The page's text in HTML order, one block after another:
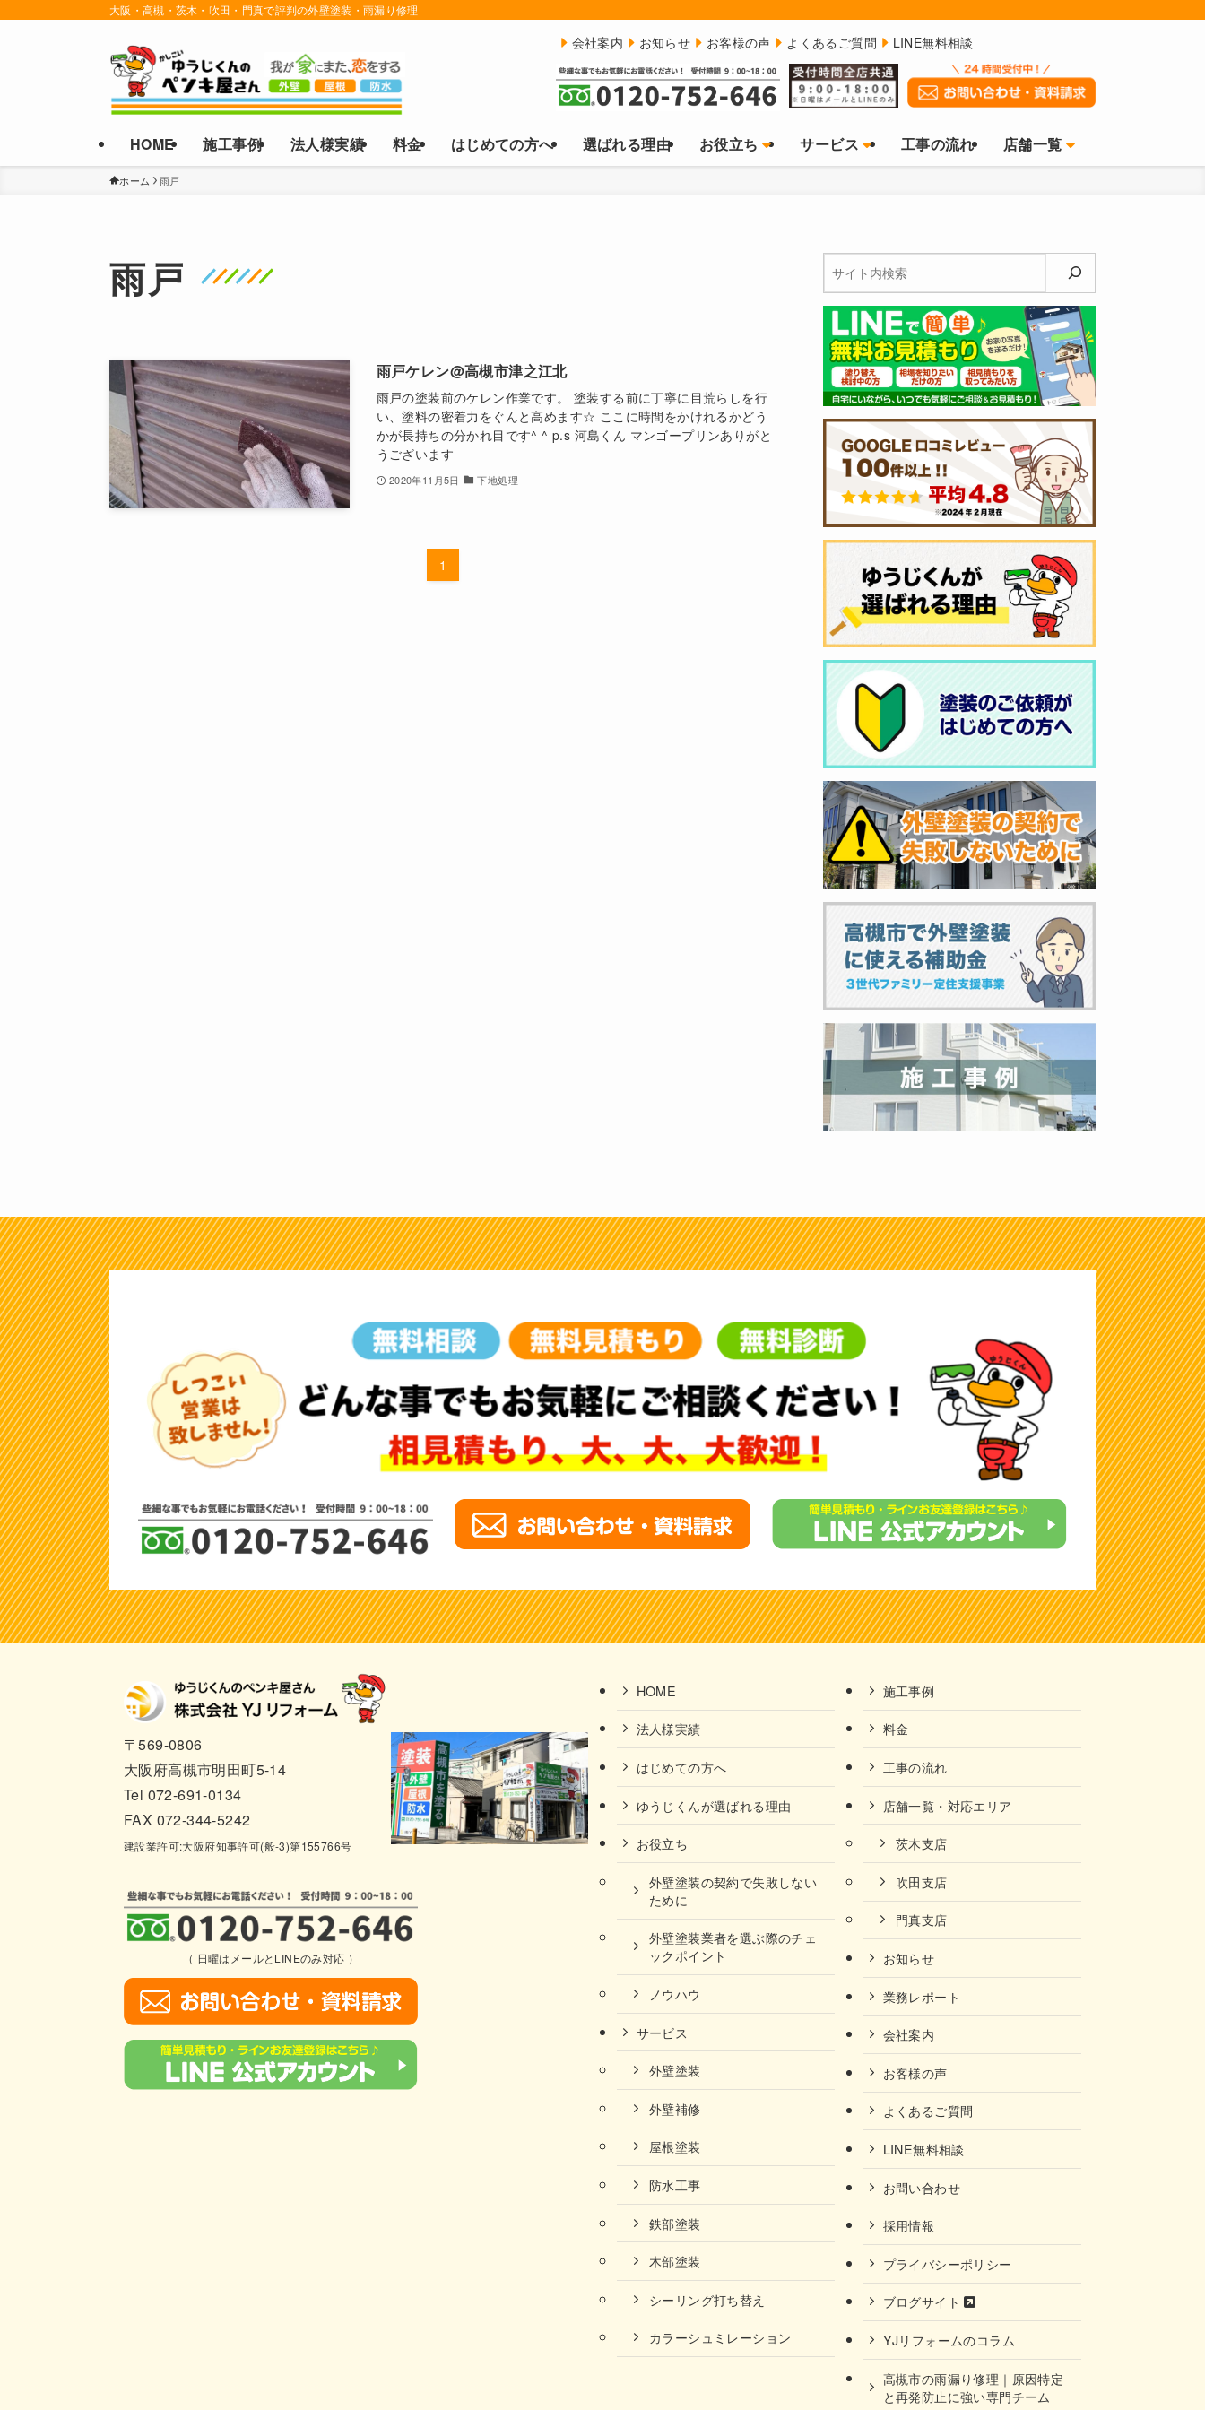
大阪・高槻・茨木・吹田・門真で評判の外壁塗装・雨漏り修理
HOME 施工事例 法人様実績 料金 はじめての方へ 選ばれる理由 お役立ち サービス 工事の流れ 店舗一覧
会社案内 お知らせ お客様の声 よくあるご質問 LINE無料相談
ホーム 雨戸
雨戸
雨戸ケレン@高槻市津之江北
雨戸の塗装前のケレン作業です。 塗装する前に丁寧に目荒らしを行
い、塗料の密着力をぐんと高めます☆ ここに時間をかけれるかどう
かが長持ちの分かれ目です^ ^ p.s 河島くん マンゴープリンありがと
うございます
2020年11月5日 下地処理
1
〒569-0806
大阪府高槻市明田町5-14
Tel 072-691-0134
FAX 072-344-5242
建設業許可:大阪府知事許可(般-3)第155766号
（ 日曜はメールとLINEのみ対応 ）
HOME
法人様実績
はじめての方へ
ゆうじくんが選ばれる理由
お役立ち
外壁塗装の契約で失敗しない
ために
外壁塗装業者を選ぶ際のチェ
ックポイント
ノウハウ
サービス
外壁塗装
外壁補修
屋根塗装
防水工事
鉄部塗装
木部塗装
シーリング打ち替え
カラーシュミレーション
施工事例
料金
工事の流れ
店舗一覧・対応エリア
茨木支店
吹田支店
門真支店
お知らせ
業務レポート
会社案内
お客様の声
よくあるご質問
LINE無料相談
お問い合わせ
採用情報
プライバシーポリシー
ブログサイト
YJリフォームのコラム
高槻市の雨漏り修理｜原因特定
と再発防止に強い専門チーム